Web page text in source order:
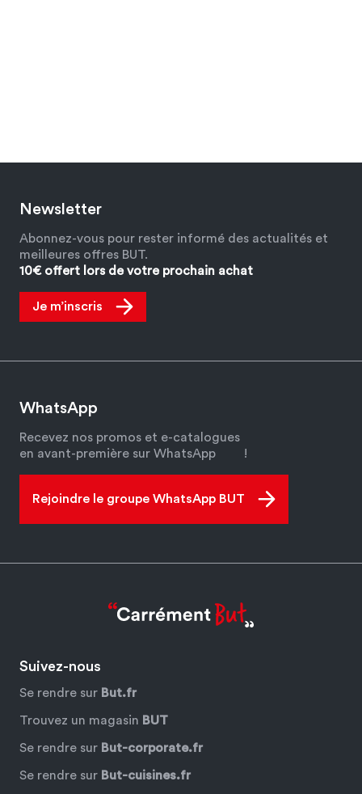
Newsletter
Abonnez-vous pour rester informé des actualités et
meilleures offres BUT.
10€ offert lors de votre prochain achat
Je m’inscris
WhatsApp
Recevez nos promos et e-catalogues
en avant-première sur WhatsApp
!
Rejoindre le groupe WhatsApp BUT
Suivez-nous
Se rendre sur But.fr
Trouvez un magasin BUT
Se rendre sur But-corporate.fr
Se rendre sur But-cuisines.fr